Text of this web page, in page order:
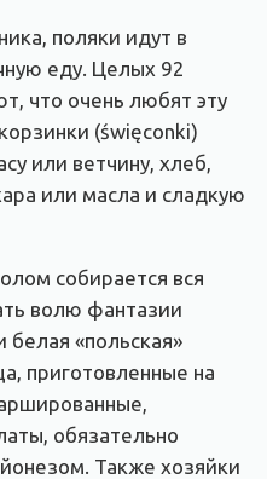
поляки идут в
еду. Целых 92
что очень любят эту
(święconki)
или ветчину, хлеб,
или масла и сладкую
собирается вся
волю фантазии
белая «польская»
приготовленные на
обязательно
Также хозяйки